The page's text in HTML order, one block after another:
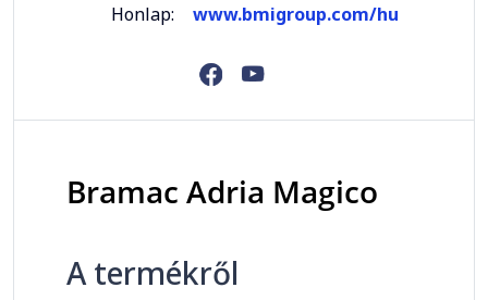
Honlap:
www.bmigroup.com/hu
Bramac Adria Magico
A termékről